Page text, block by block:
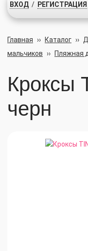
ВХОД / РЕГИСТРАЦИЯ
Главная ›› Каталог ››
мальчиков ›› Пляжная
Кроксы
черн